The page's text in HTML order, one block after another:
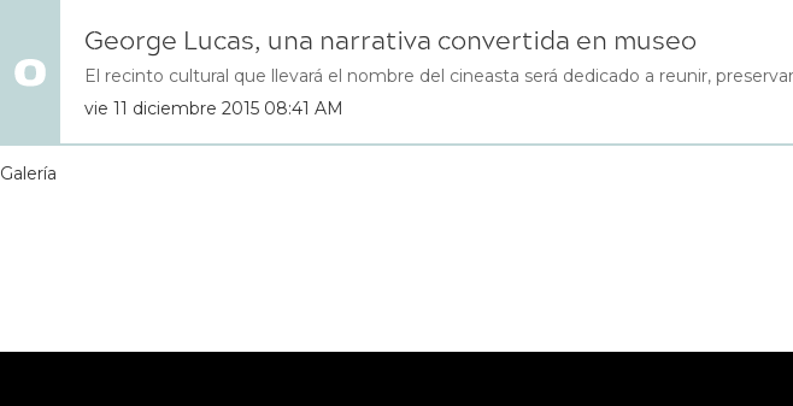
George Lucas, una narrativa convertida en museo
El recinto cultural que llevará el nombre del cineasta será dedicado a reunir,
vie 11 diciembre 2015 08:41 AM
Galería